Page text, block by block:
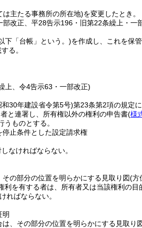
は主たる事務所の所在地)を変更したとき。
改正、平28告示196・旧第22条繰上・一
下「台帳」という。)を作成し、これを保
る。
上、令4告示63・一部改正)
和30年建設省令第5号)第23条第2項の規定
と連署し、所有権以外の権利の申告書(様
ものとする。
止条件とした設定請求権
なければならない。
の部分の位置を明らかにする見取り図(方
を有する者は、所有者又は当該権利の
ればならない。
明
、その部分の位置を明らかにする見取り